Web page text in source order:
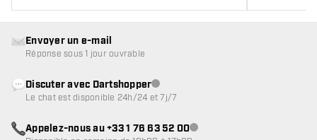
Envoyer un e-mail
Réponse sous 1 jour ouvrable
Discuter avec DartshopperService client indisponible
Le chat est disponible 24h/24 et 7j/7
Appelez-nous au +33 1 76 63 52 00Service client indisponible